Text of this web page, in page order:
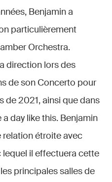
Benjamin a
particulièrement
Orchestra.
direction lors des
de son Concerto pour
de 2021, ainsi que dans
day like this. Benjamin
étroite avec
lequel il effectuera cette
principales salles de